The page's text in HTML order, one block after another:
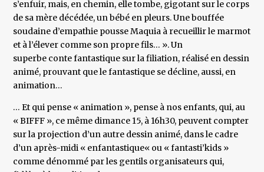
s’enfuir, mais, en chemin, elle tombe, gigotant sur le corps
de sa mère décédée, un bébé en pleurs. Une bouffée
soudaine d’empathie pousse Maquia à recueillir le marmot
et à l’élever comme son propre fils… ». Un
superbe conte fantastique sur la filiation, réalisé en dessin
animé, prouvant que le fantastique se décline, aussi, en
animation…
… Et qui pense « animation », pense à nos enfants, qui, au
« BIFFF », ce même dimance 15, à 16h30, peuvent compter
sur la projection d’un autre dessin animé, dans le cadre
d’un après-midi « enfantastique« ou « fantasti’kids »
comme dénommé par les gentils organisateurs qui,